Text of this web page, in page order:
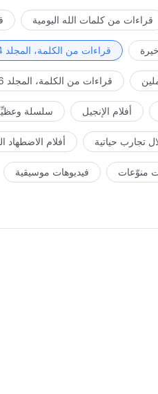
قراءات من كلمات الله اليومية
قراءات من الكلمة، المجلد 4: كشف أضداد المسيح
قراءات من الكلمة، المجلد 6: حول السعي إلى الحق
أفلام الإنجيل سلسلة
تجارب حياتية أفلام الاضطهاد
منوّعات فيديوهات موسيقية